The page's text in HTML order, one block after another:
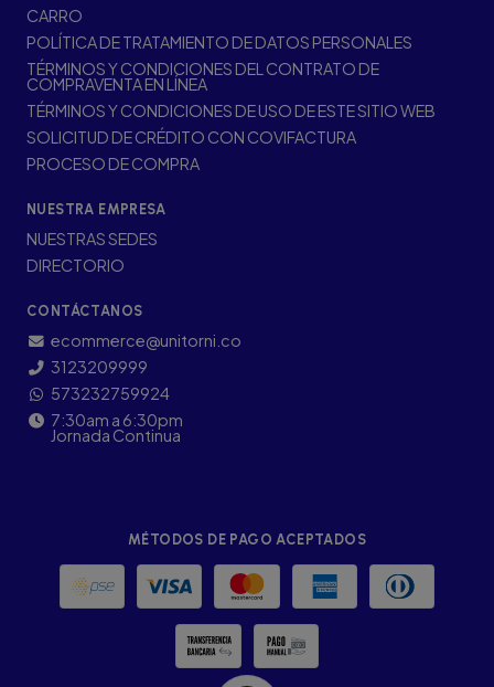
CARRO
POLÍTICA DE TRATAMIENTO DE DATOS PERSONALES
TÉRMINOS Y CONDICIONES DEL CONTRATO DE
COMPRAVENTA EN LÍNEA
TÉRMINOS Y CONDICIONES DE USO DE ESTE SITIO WEB
SOLICITUD DE CRÉDITO CON COVIFACTURA
PROCESO DE COMPRA
NUESTRA EMPRESA
NUESTRAS SEDES
DIRECTORIO
CONTÁCTANOS
ecommerce@unitorni.co
3123209999
573232759924
7:30am a 6:30pm
Jornada Continua
MÉTODOS DE PAGO ACEPTADOS